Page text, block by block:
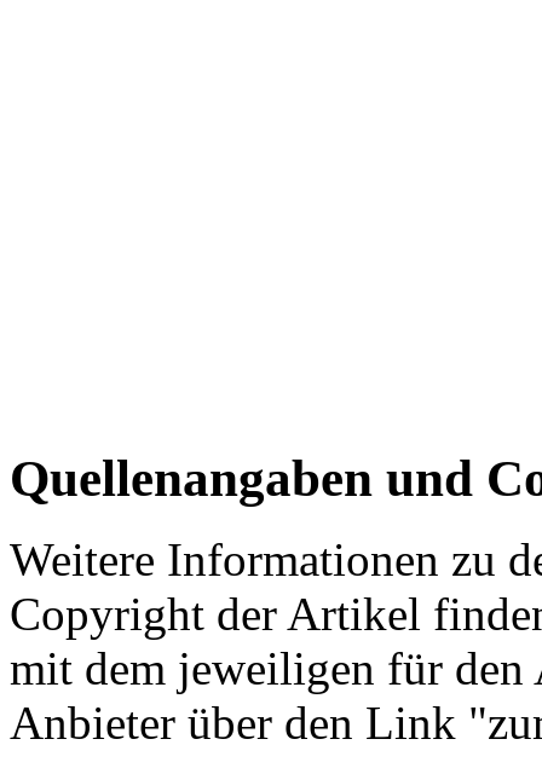
Quellenangaben und
Weitere Informationen zu
Copyright der Artikel
mit dem jeweiligen für
Anbieter über den Link